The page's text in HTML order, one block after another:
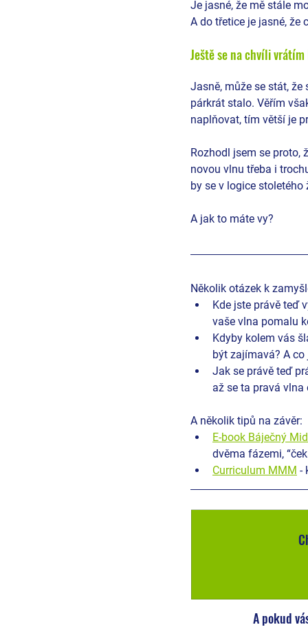
Je jasné, že mě stále
A do třetice je jasné, že
Ještě se na chvíli
Jasně, může se stát,
párkrát stalo. Věřím
naplňovat, tím větší je
Rozhodl jsem se proto,
novou vlnu třeba i
by se v logice
A jak to máte vy?
Několik otázek k
Kde jste právě teď
vaše vlna pomalu
Kdyby kolem vás
být zajímavá? A
Jak se právě teď
až se ta pravá vlna
A několik tipů na závěr:
E-book Báječný
dvěma fázemi,
Curriculum MMM -
A pokud